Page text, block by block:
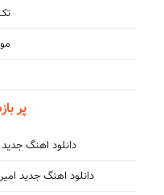
پر
دانلود اهنگ
دانلود اهنگ جدید